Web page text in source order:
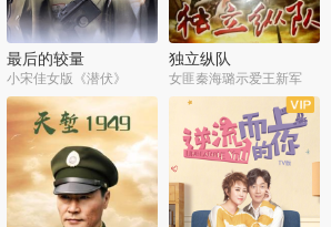
最后的较量
小宋佳女版《潜伏》
独立纵队
女匪秦海璐示爱王新军
全30集 全43集